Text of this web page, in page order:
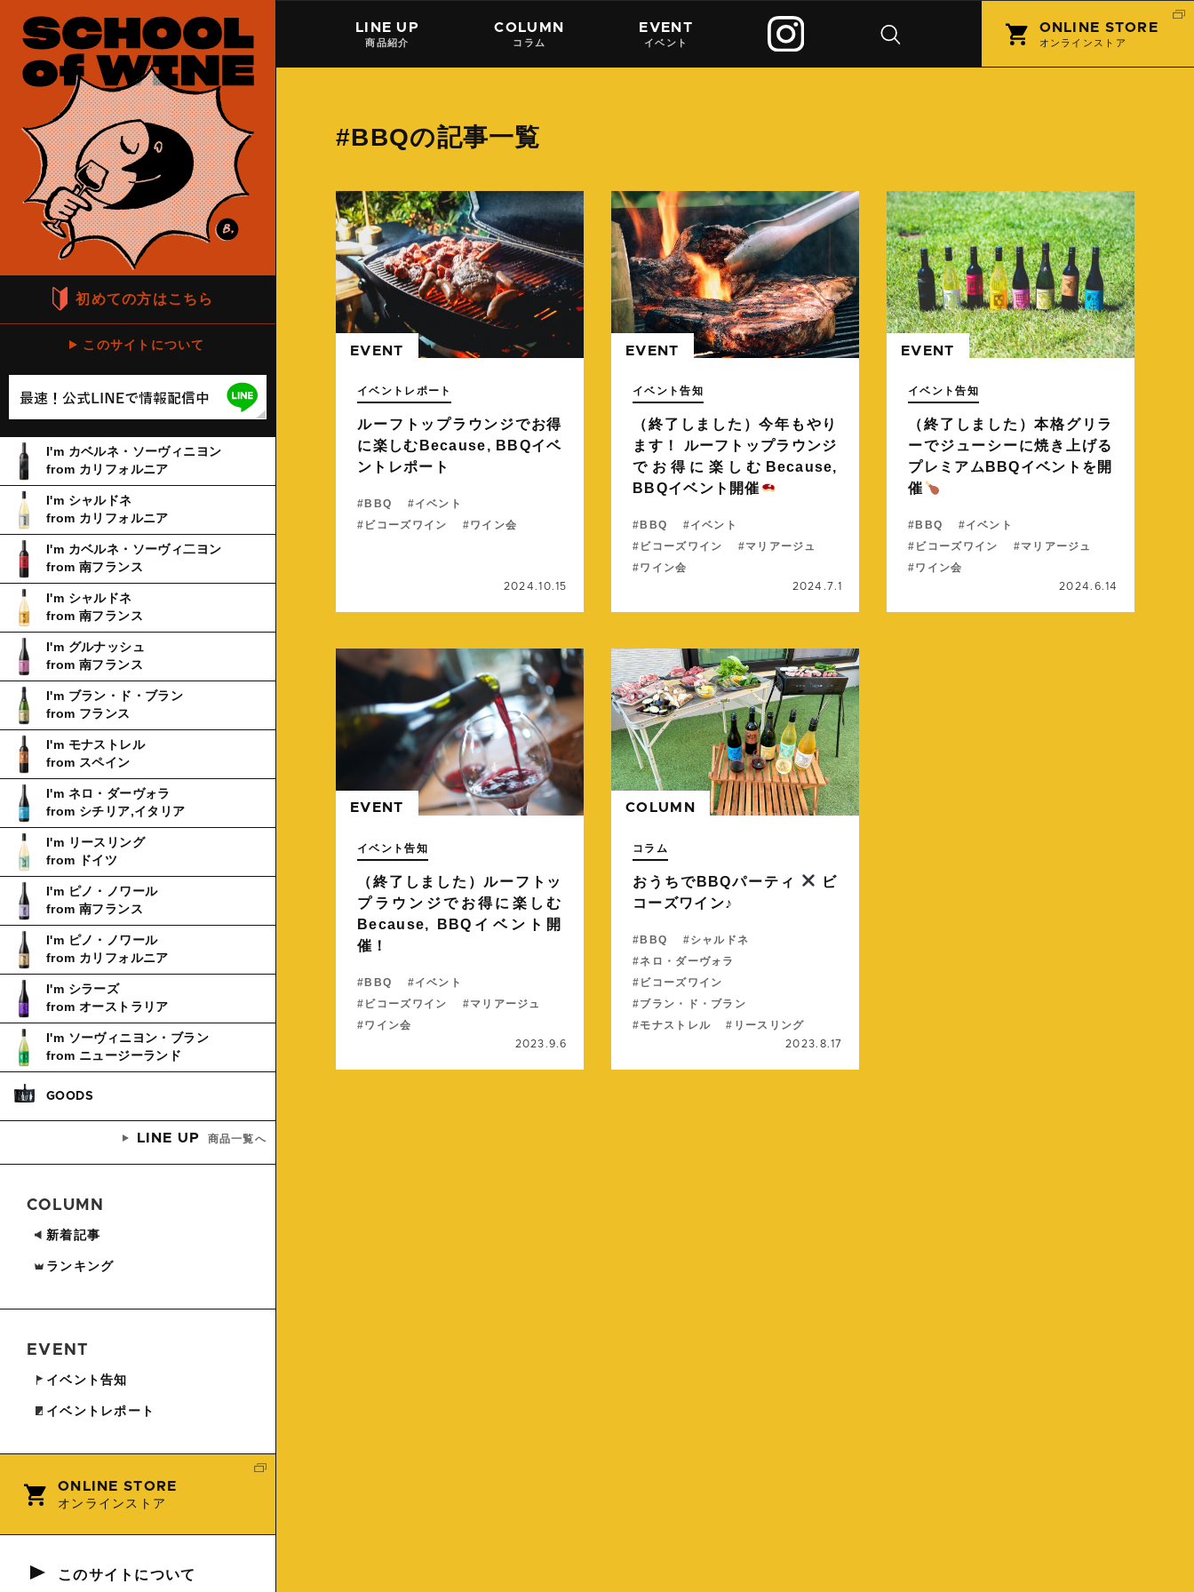
LINE UP
商品紹介
COLUMN
コラム
EVENT
イベント
ONLINE STORE
オンラインストア
#BBQの記事一覧
続きを読む
EVENT
イベントレポート
ルーフトップラウンジでお得
に楽しむBecause, BBQイベ
ントレポート
BBQ
イベント
ビコーズワイン
ワイン会
2024.10.15
続きを読む
EVENT
イベント告知
（終了しました）今年もやり
ます！ ルーフトップラウンジ
でお得に楽しむBecause,
BBQイベント開催
BBQ
イベント
ビコーズワイン
マリアージュ
ワイン会
2024.7.1
続きを
EVENT
イベント告知
（終了しました）本格グリラ
ーでジューシーに焼き上げる
プレミアムBBQイベントを開
催
BBQ
イベント
ビコーズワイン
マリアージュ
ワイン会
2024.6.14
続きを読む
EVENT
イベント告知
（終了しました）ルーフトッ
プラウンジでお得に楽しむ
Because, BBQイベント開
催！
BBQ
イベント
ビコーズワイン
マリアージュ
ワイン会
2023.9.6
続きを読む
COLUMN
コラム
おうちでBBQパーティ
ビ
コーズワイン♪
BBQ
シャルドネ
ネロ・ダーヴォラ
ビコーズワイン
ブラン・ド・ブラン
モナストレル
リースリング
2023.8.17
初めての方はこちら
このサイトについて
I'm カベルネ・ソーヴィニヨン
from カリフォルニア
I'm シャルドネ
from カリフォルニア
I'm カベルネ・ソーヴィ二ヨン
from 南フランス
I'm シャルドネ
from 南フランス
I'm グルナッシュ
from 南フランス
I'm ブラン・ド・ブラン
from フランス
I'm モナストレル
from スペイン
I'm ネロ・ダーヴォラ
from シチリア,イタリア
I'm リースリング
from ドイツ
I'm ピノ・ノワール
from 南フランス
I'm ピノ・ノワール
from カリフォルニア
I'm シラーズ
from オーストラリア
I'm ソーヴィニヨン・ブラン
from ニュージーランド
GOODS
LINE UP 商品一覧へ
COLUMN
新着記事
ランキング
EVENT
イベント告知
イベントレポート
ONLINE STORE
オンラインストア
このサイトについて